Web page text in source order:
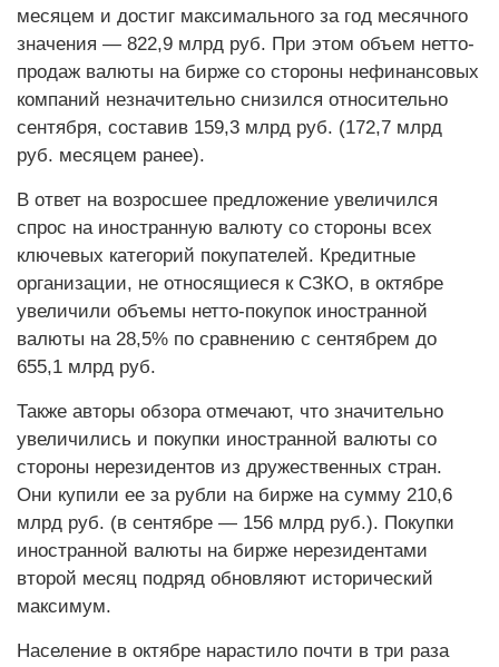
месяцем и достиг максимального за год месячного
значения — 822,9 млрд руб. При этом объем нетто-
продаж валюты на бирже со стороны нефинансовых
компаний незначительно снизился относительно
сентября, составив 159,3 млрд руб. (172,7 млрд
руб. месяцем ранее).
В ответ на возросшее предложение увеличился
спрос на иностранную валюту со стороны всех
ключевых категорий покупателей. Кредитные
организации, не относящиеся к СЗКО, в октябре
увеличили объемы нетто-покупок иностранной
валюты на 28,5% по сравнению с сентябрем до
655,1 млрд руб.
Также авторы обзора отмечают, что значительно
увеличились и покупки иностранной валюты со
стороны нерезидентов из дружественных стран.
Они купили ее за рубли на бирже на сумму 210,6
млрд руб. (в сентябре — 156 млрд руб.). Покупки
иностранной валюты на бирже нерезидентами
второй месяц подряд обновляют исторический
максимум.
Население в октябре нарастило почти в три раза